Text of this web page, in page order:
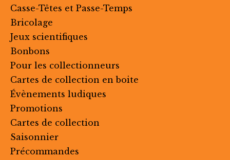
Casse-Têtes et Passe-Temps
Bricolage
Jeux scientifiques
Bonbons
Pour les collectionneurs
Cartes de collection en boite
Évènements ludiques
Promotions
Cartes de collection
Saisonnier
Précommandes